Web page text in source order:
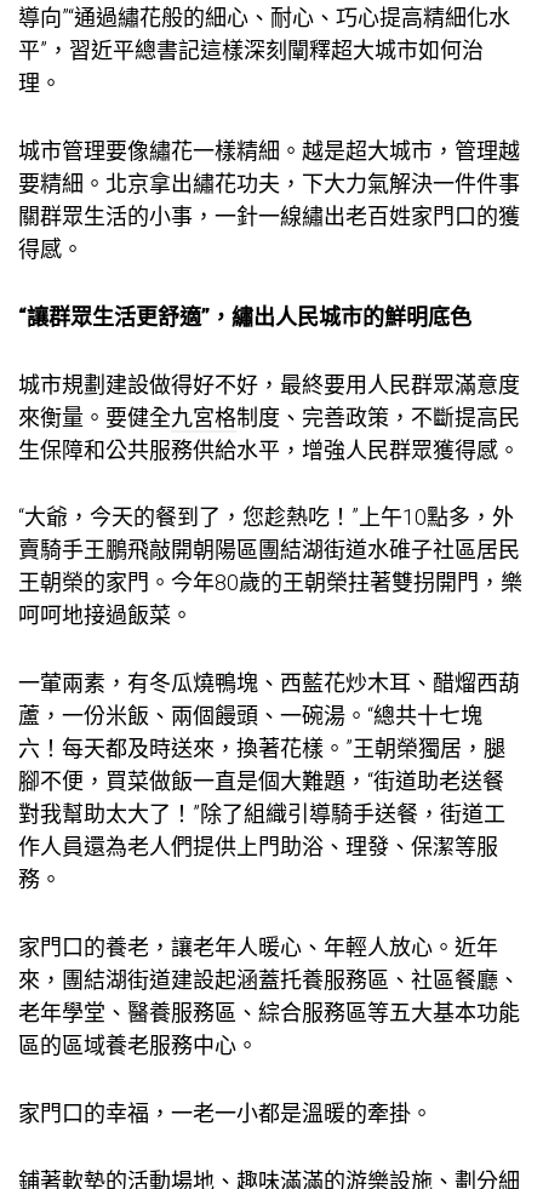
導向”“通過繡花般的細心、耐心、巧心提高精細化水
平”，習近平總書記這樣深刻闡釋超大城市如何治
理。
城市管理要像繡花一樣精細。越是超大城市，管理越
要精細。北京拿出繡花功夫，下大力氣解決一件件事
關群眾生活的小事，一針一線繡出老百姓家門口的獲
得感。
“讓群眾生活更舒適”，繡出人民城市的鮮明底色
城市規劃建設做得好不好，最終要用人民群眾滿意度
來衡量。要健全九宮格制度、完善政策，不斷提高民
生保障和公共服務供給水平，增強人民群眾獲得感。
“大爺，今天的餐到了，您趁熱吃！”上午10點多，外
賣騎手王鵬飛敲開朝陽區團結湖街道水碓子社區居民
王朝榮的家門。今年80歲的王朝榮拄著雙拐開門，樂
呵呵地接過飯菜。
一葷兩素，有冬瓜燒鴨塊、西藍花炒木耳、醋熘西葫
蘆，一份米飯、兩個饅頭、一碗湯。“總共十七塊
六！每天都及時送來，換著花樣。”王朝榮獨居，腿
腳不便，買菜做飯一直是個大難題，“街道助老送餐
對我幫助太大了！”除了組織引導騎手送餐，街道工
作人員還為老人們提供上門助浴、理發、保潔等服
務。
家門口的養老，讓老年人暖心、年輕人放心。近年
來，團結湖街道建設起涵蓋托養服務區、社區餐廳、
老年學堂、醫養服務區、綜合服務區等五大基本功能
區的區域養老服務中心。
家門口的幸福，一老一小都是溫暖的牽掛。
鋪著軟墊的活動場地、趣味滿滿的游樂設施、劃分細